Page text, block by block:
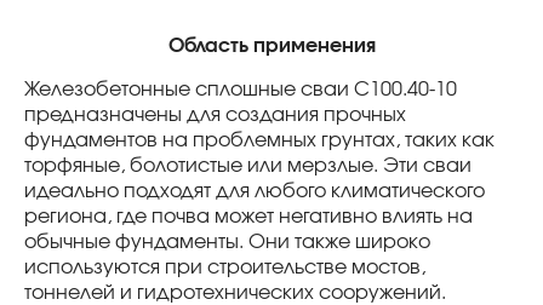
Область применения
Железобетонные сплошные сваи С100.40-10
предназначены для создания прочных
фундаментов на проблемных грунтах, таких как
торфяные, болотистые или мерзлые. Эти сваи
идеально подходят для любого климатического
региона, где почва может негативно влиять на
обычные фундаменты. Они также широко
используются при строительстве мостов,
тоннелей и гидротехнических сооружений.